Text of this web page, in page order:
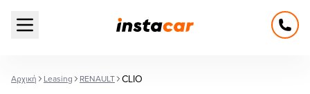
Open main menu
Αρχική Leasing RENAULT CLIO